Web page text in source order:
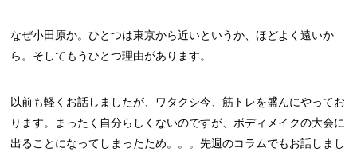
なぜ小田原か。ひとつは東京から近いというか、ほどよく遠いか
ら。そしてもうひとつ理由があります。
以前も軽くお話しましたが、ワタクシ今、筋トレを盛んにやってお
ります。まったく自分らしくないのですが、ボディメイクの大会に
出ることになってしまったため。。。先週のコラムでもお話しまし